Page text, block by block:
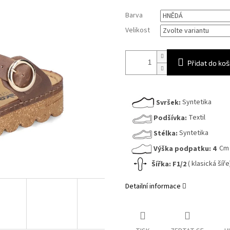
cena:
Barva
Velikost
Přidat do
Svršek: Syntetika
Podšívka: Textil
Stélka: Syntetika
Výška podpatku: 4Cm
Šířka: F1/2( klasická
Detailní informace